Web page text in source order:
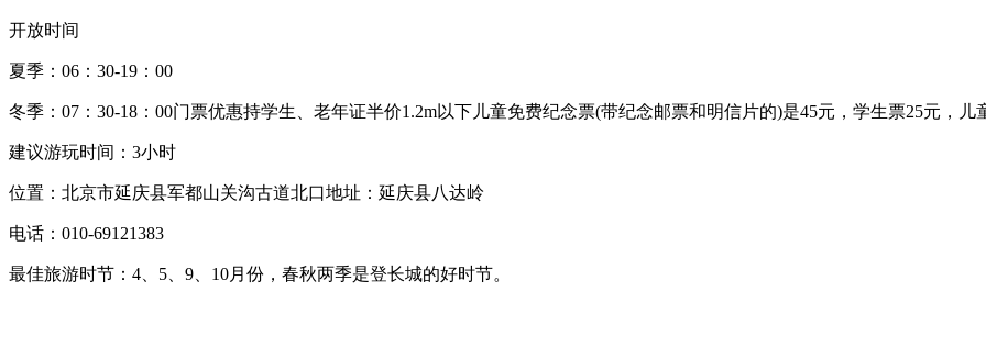
开放时间
夏季：06：30-19：00
冬季：07：30-18：00门票优惠持学生、老年证半价1.2m以下儿童免费纪念票(带纪念邮票和明信片的)是45元，学生票25元，儿
建议游玩时间：3小时
位置：北京市延庆县军都山关沟古道北口地址：延庆县八达岭
电话：010-69121383
最佳旅游时节：4、5、9、10月份，春秋两季是登长城的好时节。